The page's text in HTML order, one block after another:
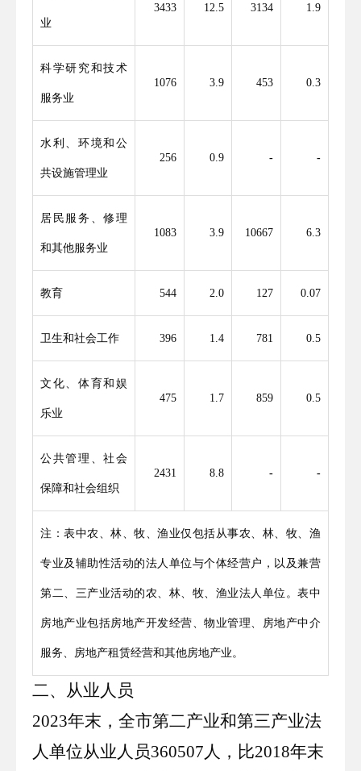
业
3433 12 5 3134 1 9
科学研究和技术
服务业
1076 3 9 453 0 3
水利、环境和公
共设施管理业
256 0 9 - -
居民服务、修理
和其他服务业
1083 3 9 10667 6 3
教育 544 2.0 127 0 07
卫生和社会工作 396 1 4 781 0 5
文化、体育和娱
乐业
475 1 7 859 0 5
公共管理、社会
保障和社会组织
2431 8 8 - -
注：表中农、林、牧、渔业仅包括从事农、林、牧、渔
专业及辅助性活动的法人单位与个体经营户，以及兼营
第二、三产业活动的农、林、牧、渔业法人单位。表中
房地产业包括房地产开发经营、物业管理、房地产中介
服务、房地产租赁经营和其他房地产业。
二、从业人员
2023年末，全市第二产业和第三产业法
人单位从业人员360507人，比2018年末